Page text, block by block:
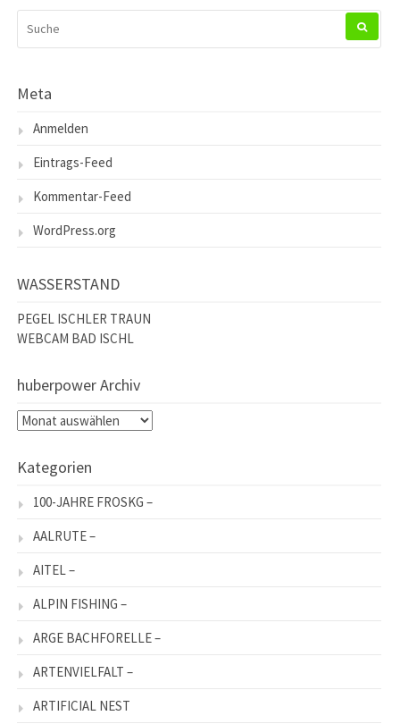
NACH:
Meta
Anmelden
Eintrags-Feed
Kommentar-Feed
WordPress.org
WASSERSTAND
PEGEL ISCHLER TRAUN
WEBCAM BAD ISCHL
huberpower Archiv
huberpower
Kategorien
100-JAHRE FROSKG –
AALRUTE –
AITEL –
ALPIN FISHING –
ARGE BACHFORELLE –
ARTENVIELFALT –
ARTIFICIAL NEST